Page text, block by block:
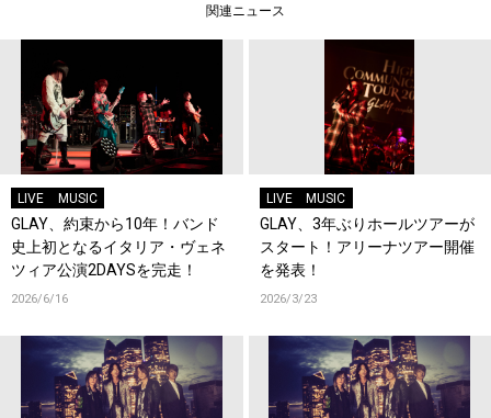
関連ニュース
LIVE MUSIC
GLAY、約束から10年！バンド
史上初となるイタリア・ヴェネ
ツィア公演2DAYSを完走！
2026/6/16
LIVE MUSIC
GLAY、3年ぶりホールツアーが
スタート！アリーナツアー開催
を発表！
2026/3/23